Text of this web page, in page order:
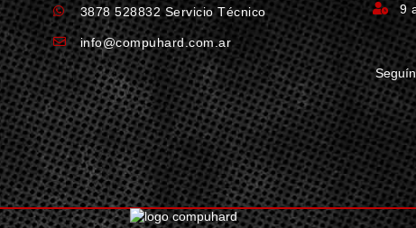
3878 528832 Servicio Técnico
info@compuhard.com.ar
9